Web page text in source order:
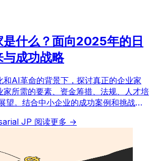
是什么？面向2025年的日
成功战略
和AI革命的背景下，探讨真正的企业家
家所需的要素、资金筹措、法规、人才培
望。结合中小企业的成功案例和挑战，
JP 阅读更多 →